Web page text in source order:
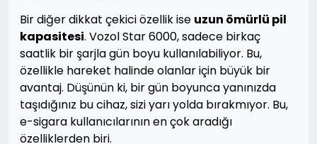
Bir diğer dikkat çekici özellik ise uzun ömürlü pil
kapasitesi. Vozol Star 6000, sadece birkaç
saatlik bir şarjla gün boyu kullanılabiliyor. Bu,
özellikle hareket halinde olanlar için büyük bir
avantaj. Düşünün ki, bir gün boyunca yanınızda
taşıdığınız bu cihaz, sizi yarı yolda bırakmıyor. Bu,
e-sigara kullanıcılarının en çok aradığı
özelliklerden biri.